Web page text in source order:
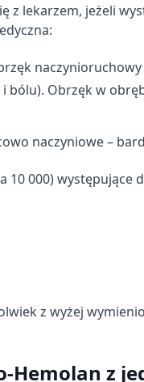
z lekarzem, jeżeli
bólu). Obrzęk w
naczyniowe –
10 000) występujące
z wyżej
Hemolan z
treści
żądanych informacji